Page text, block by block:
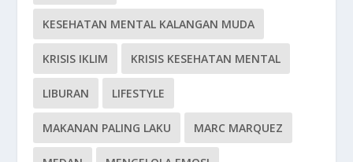
KESEHATAN MENTAL KALANGAN MUDA
KRISIS IKLIM KRISIS KESEHATAN MENTAL
LIBURAN LIFESTYLE
MAKANAN PALING LAKU MARC MARQUEZ